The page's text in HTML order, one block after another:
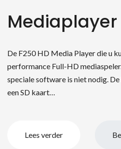
De F250 HD Media Player die u
performance Full-HD
speciale software is niet nodig.
een SD kaart…
Lees verder